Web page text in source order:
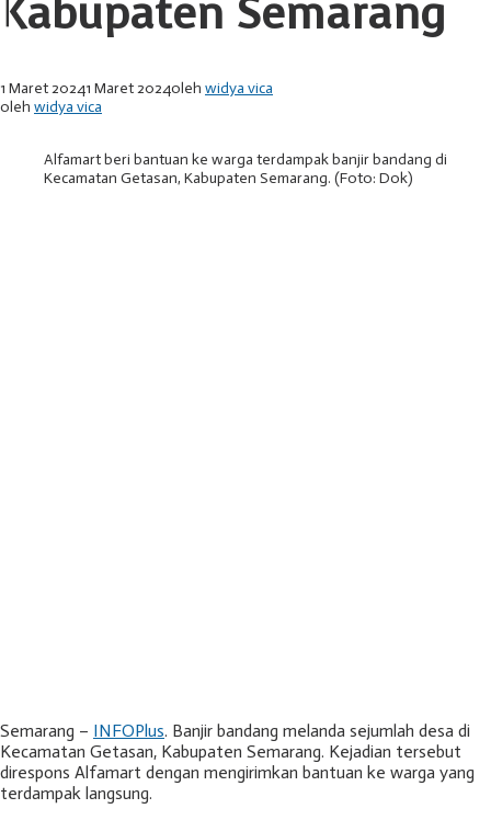
Kabupaten Semarang
1 Maret 20241 Maret 2024oleh widya vica
oleh widya vica
Alfamart beri bantuan ke warga terdampak banjir bandang di
Kecamatan Getasan, Kabupaten Semarang. (Foto: Dok)
Semarang – INFOPlus. Banjir bandang melanda sejumlah desa di
Kecamatan Getasan, Kabupaten Semarang. Kejadian tersebut
direspons Alfamart dengan mengirimkan bantuan ke warga yang
terdampak langsung.